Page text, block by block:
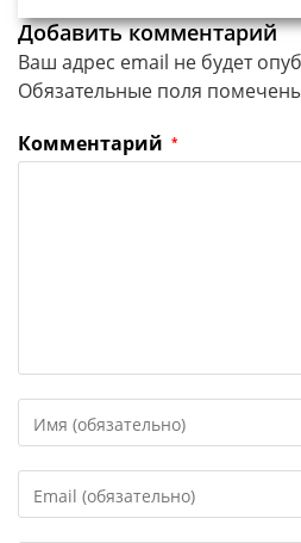
Добавить комментарий
Ваш адрес email не будет
Обязательные поля
Комментарий *
свое
или
имя
свой